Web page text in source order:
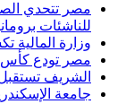
مصر تتحدي
للناشئات
وزارة
مصر تودع كأس
الشريف
جامعة